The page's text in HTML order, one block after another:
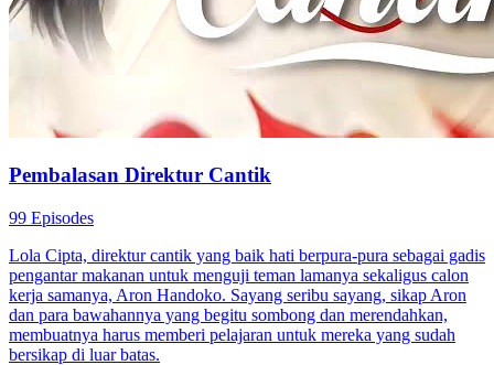
Pembalasan Direktur Cantik
99 Episodes
Lola Cipta, direktur cantik yang baik hati berpura-pura sebagai gadis
pengantar makanan untuk menguji teman lamanya sekaligus calon
kerja samanya, Aron Handoko. Sayang seribu sayang, sikap Aron
dan para bawahannya yang begitu sombong dan merendahkan,
membuatnya harus memberi pelajaran untuk mereka yang sudah
bersikap di luar batas.